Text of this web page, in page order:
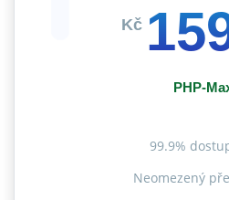
Kč
PHP-
99.9%
Neomezený